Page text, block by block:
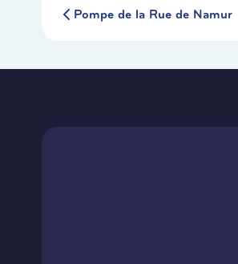
Pompe de la Rue de Namur